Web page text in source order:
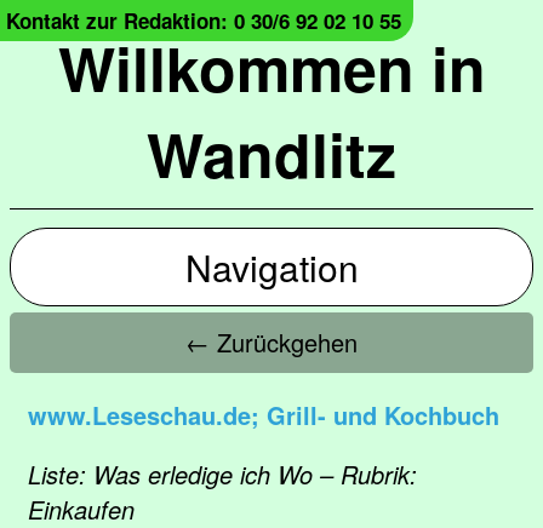
Willkommen in
Wandlitz
Kontakt zur Redaktion: 0 30/6 92 02 10 55
Navigation
← Zurückgehen
www.Leseschau.de; Grill- und Kochbuch
Liste: Was erledige ich Wo – Rubrik:
Einkaufen